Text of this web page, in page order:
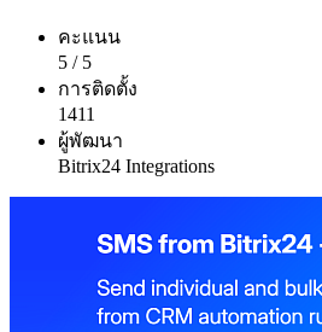
คะแนน
5 / 5
การติดตั้ง
1411
ผู้พัฒนา
Bitrix24 Integrations